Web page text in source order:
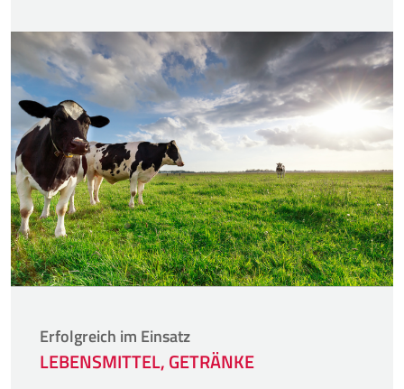
Erfolgreich im Einsatz
LEBENSMITTEL, GETRÄNKE